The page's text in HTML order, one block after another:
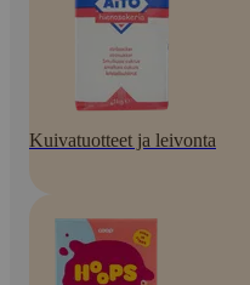
Kuivatuotteet ja leivonta